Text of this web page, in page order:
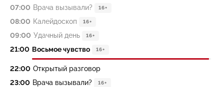
07:00 Врача вызывали? 16+
08:00 Калейдоскоп 16+
09:00 Удачный день 16+
21:00 Восьмое чувство 16+
22:00 Открытый разговор
23:00 Врача вызывали? 16+